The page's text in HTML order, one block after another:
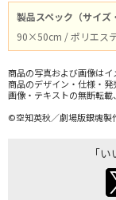
製品スペック（サイズ
90×50cm / ポリエス
商品の写真および画像はイ
商品のデザイン・仕様・発
画像・テキストの無断転載
©空知英秋／劇場版銀魂製
「